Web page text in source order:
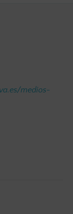
medios-